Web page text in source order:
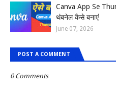
Canva App Se
थंबनेल कैसे बनाएं
June 07, 2026
POST A COMMENT
0 Comments